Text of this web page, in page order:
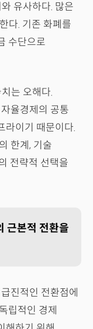
유사하다. 많은
다. 기존 화폐를
수단으로
는 오해다.
율경제의 공통
라이기 때문이다.
한계, 기술
전략적 선택을
근본적 전환을
진적인 전환점에
립적인 경제